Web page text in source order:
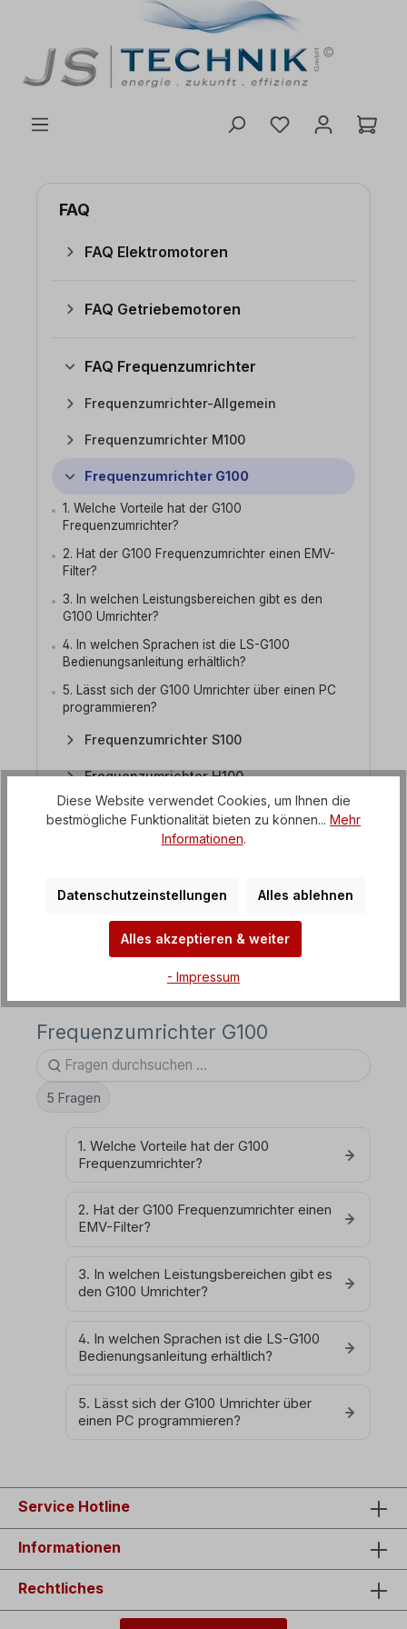
FAQ
FAQ Elektromotoren
FAQ Getriebemotoren
FAQ Frequenzumrichter
Frequenzumrichter-Allgemein
Frequenzumrichter M100
Frequenzumrichter G100
1. Welche Vorteile hat der G100
Frequenzumrichter?
2. Hat der G100 Frequenzumrichter einen EMV-
Filter?
3. In welchen Leistungsbereichen gibt es den
G100 Umrichter?
4. In welchen Sprachen ist die LS-G100
Bedienungsanleitung erhältlich?
5. Lässt sich der G100 Umrichter über einen PC
programmieren?
Frequenzumrichter S100
Frequenzumrichter H100
Frequenzumrichter iS7
EASYdrive Frequenzumrichter
Sanftanlaufgeräte / Softstarter
Gleichstrom-Regelgerät
Frequenzumrichter G100
5 Fragen
1. Welche Vorteile hat der G100
Frequenzumrichter?
2. Hat der G100 Frequenzumrichter einen
EMV-Filter?
3. In welchen Leistungsbereichen gibt es
den G100 Umrichter?
4. In welchen Sprachen ist die LS-G100
Bedienungsanleitung erhältlich?
5. Lässt sich der G100 Umrichter über
einen PC programmieren?
Service Hotline
Informationen
Rechtliches
Diese Website verwendet Cookies, um Ihnen die
bestmögliche Funktionalität bieten zu können... Mehr
Informationen.
Datenschutzeinstellungen Alles ablehnen
Alles akzeptieren & weiter
- Impressum